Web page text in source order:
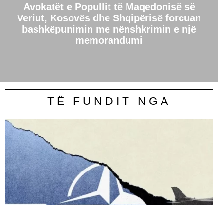
Avokatët e Popullit të Maqedonisë së
Veriut, Kosovës dhe Shqipërisë forcuan
bashkëpunimin me nënshkrimin e një
memorandumi
TË FUNDIT NGA